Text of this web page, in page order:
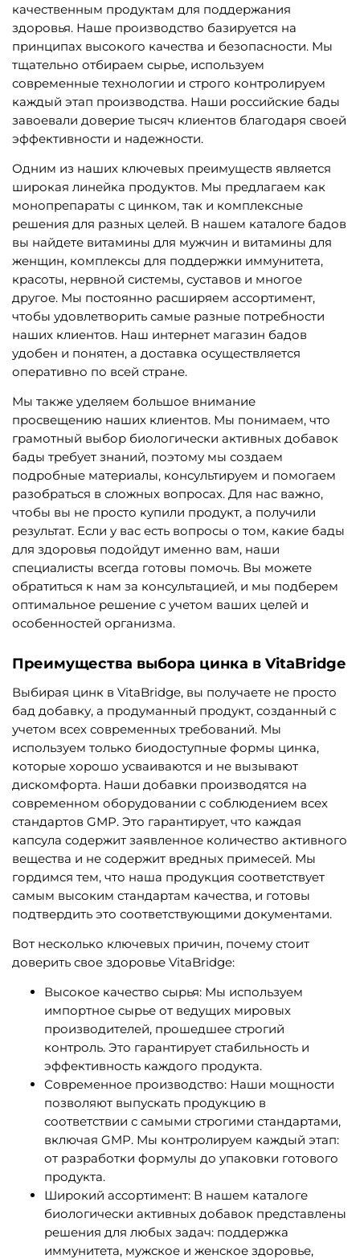
качественным продуктам для поддержания
здоровья. Наше производство базируется на
принципах высокого качества и безопасности. Мы
тщательно отбираем сырье, используем
современные технологии и строго контролируем
каждый этап производства. Наши российские бады
завоевали доверие тысяч клиентов благодаря своей
эффективности и надежности.
Одним из наших ключевых преимуществ является
широкая линейка продуктов. Мы предлагаем как
монопрепараты с цинком, так и комплексные
решения для разных целей. В нашем каталоге бадов
вы найдете витамины для мужчин и витамины для
женщин, комплексы для поддержки иммунитета,
красоты, нервной системы, суставов и многое
другое. Мы постоянно расширяем ассортимент,
чтобы удовлетворить самые разные потребности
наших клиентов. Наш интернет магазин бадов
удобен и понятен, а доставка осуществляется
оперативно по всей стране.
Мы также уделяем большое внимание
просвещению наших клиентов. Мы понимаем, что
грамотный выбор биологически активных добавок
бады требует знаний, поэтому мы создаем
подробные материалы, консультируем и помогаем
разобраться в сложных вопросах. Для нас важно,
чтобы вы не просто купили продукт, а получили
результат. Если у вас есть вопросы о том, какие бады
для здоровья подойдут именно вам, наши
специалисты всегда готовы помочь. Вы можете
обратиться к нам за консультацией, и мы подберем
оптимальное решение с учетом ваших целей и
особенностей организма.
Преимущества выбора цинка в VitaBridge
Выбирая цинк в VitaBridge, вы получаете не просто
бад добавку, а продуманный продукт, созданный с
учетом всех современных требований. Мы
используем только биодоступные формы цинка,
которые хорошо усваиваются и не вызывают
дискомфорта. Наши добавки производятся на
современном оборудовании с соблюдением всех
стандартов GMP. Это гарантирует, что каждая
капсула содержит заявленное количество активного
вещества и не содержит вредных примесей. Мы
гордимся тем, что наша продукция соответствует
самым высоким стандартам качества, и готовы
подтвердить это соответствующими документами.
Вот несколько ключевых причин, почему стоит
доверить свое здоровье VitaBridge:
Высокое качество сырья: Мы используем
импортное сырье от ведущих мировых
производителей, прошедшее строгий
контроль. Это гарантирует стабильность и
эффективность каждого продукта.
Современное производство: Наши мощности
позволяют выпускать продукцию в
соответствии с самыми строгими стандартами,
включая GMP. Мы контролируем каждый этап:
от разработки формулы до упаковки готового
продукта.
Широкий ассортимент: В нашем каталоге
биологически активных добавок представлены
решения для любых задач: поддержка
иммунитета, мужское и женское здоровье,